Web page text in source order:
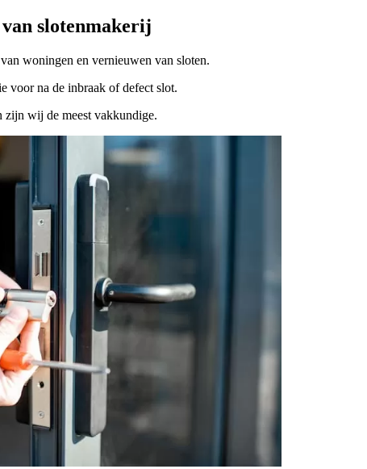
van slotenmakerij
woningen en vernieuwen van sloten.
voor na de inbraak of defect slot.
zijn wij de meest vakkundige.